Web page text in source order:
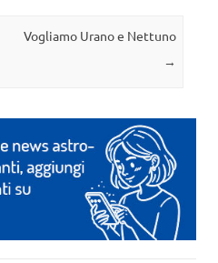
Vogliamo Urano e Nettuno
→